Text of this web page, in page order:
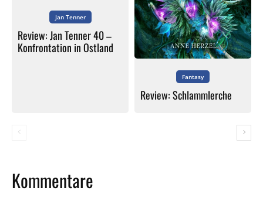
Jan Tenner
Review: Jan Tenner 40 –
Konfrontation in Ostland
Fantasy
Review: Schlammlerche
Kommentare